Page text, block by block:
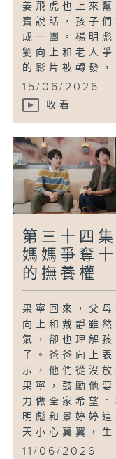
姜飛虎也上來幫
寶說話，孩子們
成一團。楊明彪
劉向上和老人爭
的影片被轉發
15/06/2026
收看
第三十四集
媽媽爭奪
的撫養權
果寧回來，父母
向上和戴靜雖然
氣，卻也理解孩
子。爸爸向上表
示，他們從沒放
果寧，鼓勵他要
力做全家希望。
明彪和景婷婷這
天小心翼翼，
11/06/2026